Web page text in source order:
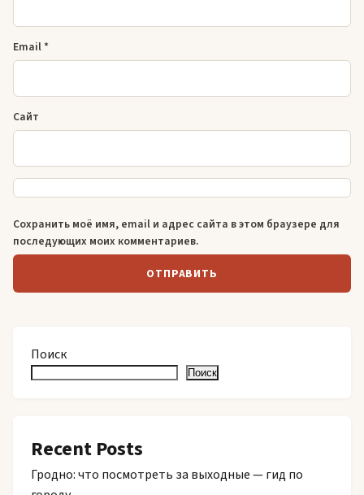
Email*
Сайт
Сохранить моё имя, email и адрес сайта в этом браузере для
последующих моих комментариев.
Поиск
Поиск
Recent Posts
Гродно: что посмотреть за выходные — гид по